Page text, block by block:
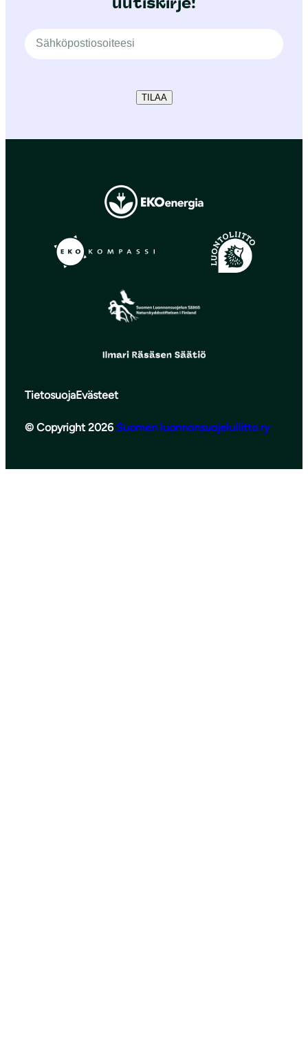
TILAA
TietosuojaEvästeet
© Copyright 2026 Suomen luonnonsuojeluliitto ry